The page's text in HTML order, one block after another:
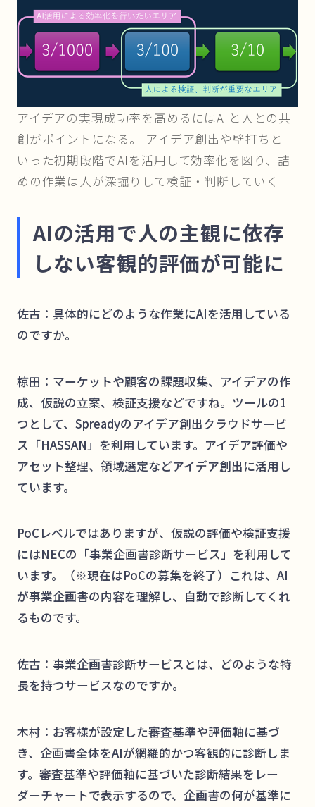
アイデアの実現成功率を高めるにはAIと人との共
創がポイントになる。 アイデア創出や壁打ちと
いった初期段階でAIを活用して効率化を図り、詰
めの作業は人が深掘りして検証・判断していく
AIの活用で人の主観に依存
しない客観的評価が可能に
佐古：具体的にどのような作業にAIを活用している
のですか。
椋田：マーケットや顧客の課題収集、アイデアの作
成、仮説の立案、検証支援などですね。ツールの1
つとして、Spreadyのアイデア創出クラウドサービ
ス「HASSAN」を利用しています。アイデア評価や
アセット整理、領域選定などアイデア創出に活用し
ています。
PoCレベルではありますが、仮説の評価や検証支援
にはNECの「事業企画書診断サービス」を利用して
います。（※現在はPoCの募集を終了）これは、AI
が事業企画書の内容を理解し、自動で診断してくれ
るものです。
佐古：事業企画書診断サービスとは、どのような特
長を持つサービスなのですか。
木村：お客様が設定した審査基準や評価軸に基づ
き、企画書全体をAIが網羅的かつ客観的に診断しま
す。審査基準や評価軸に基づいた診断結果をレー
ダーチャートで表示するので、企画書の何が基準に